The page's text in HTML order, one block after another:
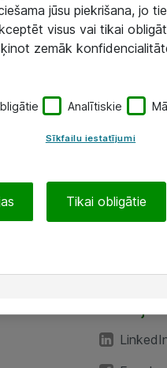
jūsu piekrišana, jo
visus vai tikai
zemāk
Analītiskie
Sīkfailu iestatījumi
Tikai obligātie